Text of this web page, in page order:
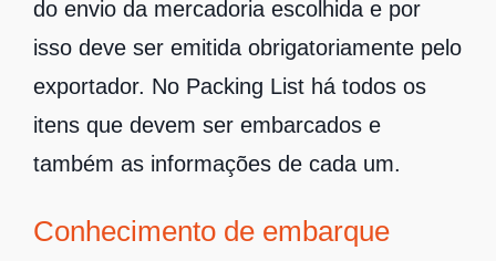
do envio da mercadoria escolhida e por
isso deve ser emitida obrigatoriamente pelo
exportador. No Packing List há todos os
itens que devem ser embarcados e
também as informações de cada um.
Conhecimento de embarque